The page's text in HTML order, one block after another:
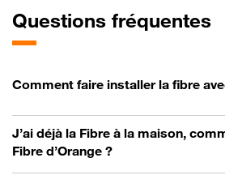
Questions fréquentes
Comment faire installer la fibre
J’ai déjà la Fibre à la maison,
Fibre d’Orange ?